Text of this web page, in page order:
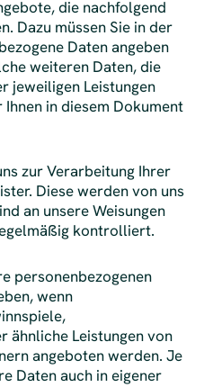
die nachfolgend
Dazu müssen Sie in der
Daten angeben
weiteren Daten, die
jeweiligen Leistungen
in diesem Dokument
zur Verarbeitung Ihrer
Diese werden von uns
an unsere Weisungen
kontrolliert.
personenbezogenen
wenn
ähnliche Leistungen von
angeboten werden. Je
Daten auch in eigener